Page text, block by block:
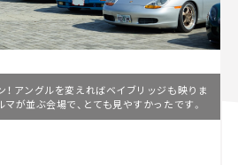
！ アングルを変えればベイブリッジも映りま
が並ぶ会場で、とても見やすかったです。